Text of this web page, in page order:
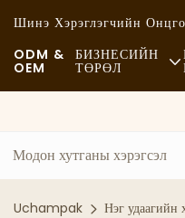
Шинэ Хэрэглэгчийн
ODM &
OEM
БИЗНЕСИЙН
ТӨРӨЛ
Модон хутганы хэрэгсэл
Uchampak
Нэг удаагийн